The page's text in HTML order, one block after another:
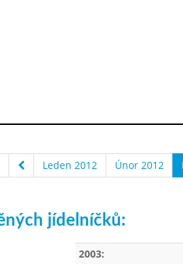
Leden 2012 Únor 2012
jídelníčků:
2003: